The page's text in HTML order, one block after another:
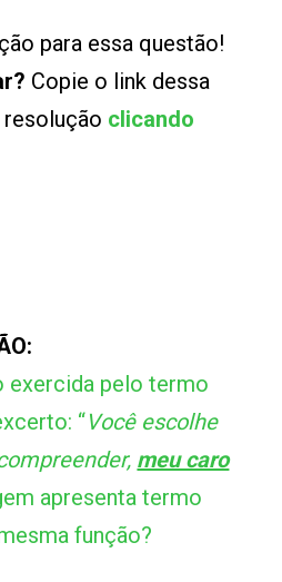
para essa questão!
Copie o link dessa
resolução clicando
exercida pelo termo
“Você escolhe
meu caro
apresenta termo
função?